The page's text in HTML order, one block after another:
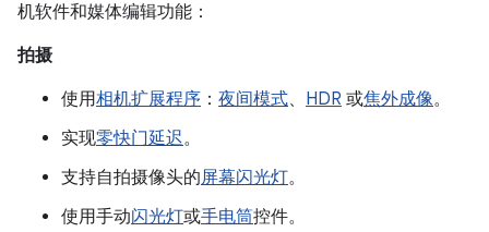
机软件和媒体编辑功能：
拍摄
使用相机扩展程序 ： 夜间模式、 HDR 或焦外成像。
实现零快门延迟。
支持自拍摄像头的屏幕闪光灯。
使用手动闪光灯或手电筒控件。